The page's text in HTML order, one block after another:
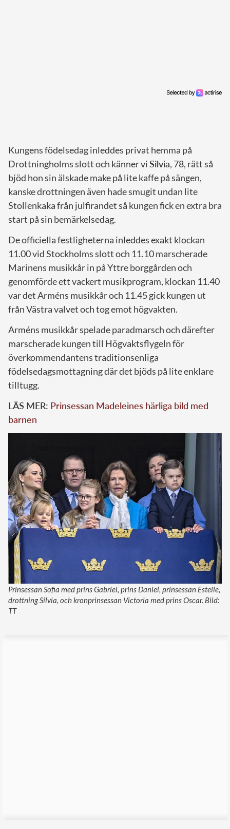
Kungens födelsedag inleddes privat hemma på
Drottningholms slott och känner viSilvia, 78, rätt så
bjöd hon sin älskade make på lite kaffe på sängen,
kanske drottningen även hade smugit undan lite
Stollenkaka från julfirandet så kungen fick en extra bra
start på sin bemärkelsedag.
De officiella festligheterna inleddes exakt klockan
11.00 vid Stockholms slott och 11.10 marscherade
Marinens musikkår in på Yttre borggården och
genomförde ett vackert musikprogram, klockan 11.40
var det Arméns musikkår och 11.45 gick kungen ut
från Västra valvet och tog emot högvakten.
Arméns musikkår spelade paradmarsch och därefter
marscherade kungen till Högvaktsflygeln för
överkommendantens traditionsenliga
födelsedagsmottagning där det bjöds på lite enklare
tilltugg.
LÄS MER: Prinsessan Madeleines härliga bild med
barnen
Prinsessan Sofia med prins Gabriel, prins Daniel, prinsessan Estelle,
drottning Silvia, och kronprinsessan Victoria med prins Oscar. Bild:
TT